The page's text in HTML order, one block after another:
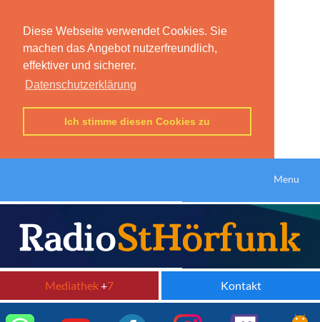
Diese Webseite verwendet Cookies. Sie
machen das Angebot nutzerfreundlich,
effektiver und sicherer.
Datenschutzerklärung
Ich stimme diesen Cookies zu
Menu
Mediathek+7 Kontakt